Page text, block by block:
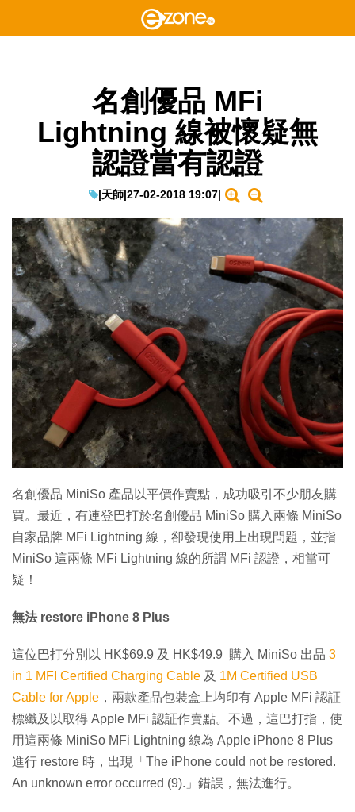
名創優品 MFi
Lightning 線被懷疑無
認證當有認證
|天師|27-02-2018 19:07|
名創優品 MiniSo 產品以平價作賣點，成功吸引不少朋友購
買。最近，有連登巴打於名創優品 MiniSo 購入兩條 MiniSo
自家品牌 MFi Lightning 線，卻發現使用上出現問題，並指
MiniSo 這兩條 MFi Lightning 線的所謂 MFi 認證，相當可
疑！
無法 restore iPhone 8 Plus
這位巴打分別以 HK$69.9 及 HK$49.9 購入 MiniSo 出品 3
in 1 MFI Certified Charging Cable 及 1M Certified USB
Cable for Apple ，兩款產品包裝盒上均印有 Apple MFi 認証
標纖及以取得 Apple MFi 認証作賣點。不過，這巴打指，使
用這兩條 MiniSo MFi Lightning 線為 Apple iPhone 8 Plus
進行 restore 時，出現「The iPhone could not be restored.
An unknown error occurred (9).」錯誤，無法進行。